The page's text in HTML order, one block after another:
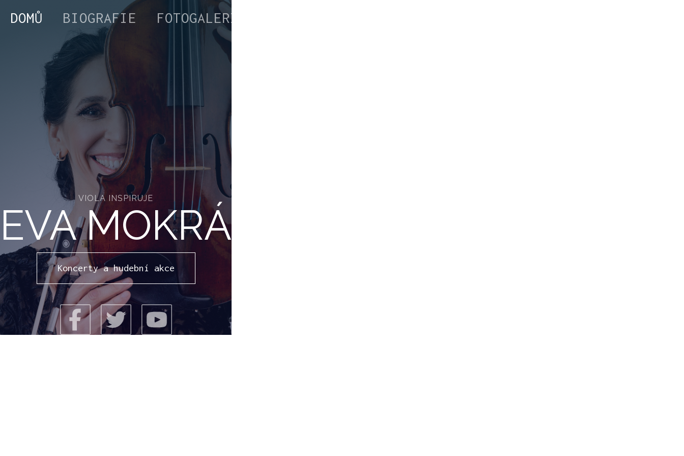
VIOLA INSPIRUJE
EVA MOKRÁ
Koncerty a hudební akce
DOMŮ BIOGRAFIE FOTOGALERIE